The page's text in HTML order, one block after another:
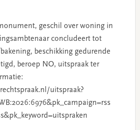
geschil over woning in
concludeert tot
beschikking gedurende
beroep NO, uitspraak ter
uitspraak?